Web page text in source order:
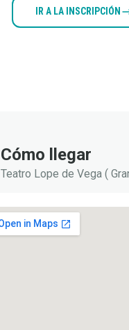
VER
PROGRAMA
IR A LA INSCRIPCIÓN
Cómo llegar
Teatro Lope de Vega (